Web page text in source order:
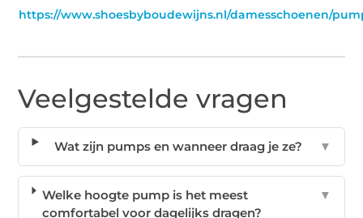
https://www.shoesbyboudewijns.nl/damesschoenen/
Veelgestelde vragen
Wat zijn pumps en wanneer draag je ze? ▼
Welke hoogte pump is het meest
comfortabel voor dagelijks dragen?
▼